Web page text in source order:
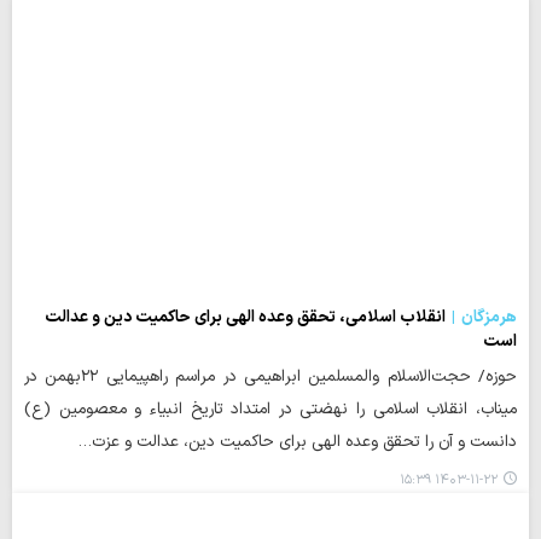
هرمزگان
انقلاب اسلامی، تحقق وعده الهی برای حاکمیت دین و عدالت
است
حوزه/ حجت‌الاسلام والمسلمین ابراهیمی در مراسم راهپیمایی ۲۲بهمن در
میناب، انقلاب اسلامی را نهضتی در امتداد تاریخ انبیاء و معصومین (ع)
دانست و آن را تحقق وعده الهی برای حاکمیت دین، عدالت و عزت…
۱۴۰۳-۱۱-۲۲ ۱۵:۳۹